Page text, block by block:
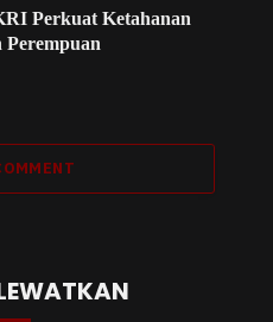
Perkuat Ketahanan
Perempuan